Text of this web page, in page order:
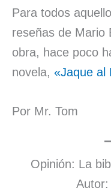
Para todos
reseñas de Mario
obra, hace poco
novela, «Jaque al
Por Mr. Tom
Opinión: La
Autor: